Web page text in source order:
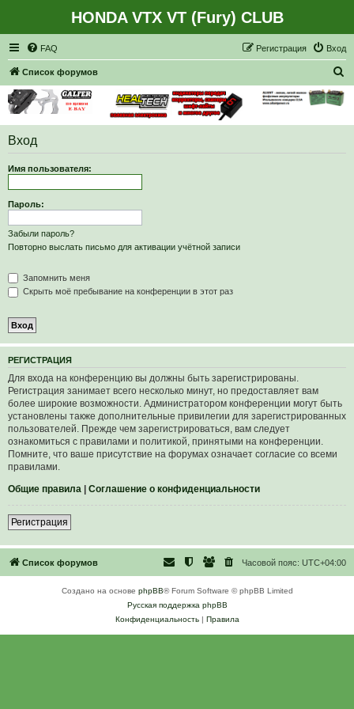
HONDA VTX VT (Fury) CLUB
FAQ Вход
Регистрация
Список форумов
с
Вход
Имя пользователя:
Пароль:
Забыли пароль?
Повторно выслать письмо для активации учётной записи
Запомнить меня
Скрыть моё пребывание на конференции в этот раз
РЕГИСТРАЦИЯ
Для входа на конференцию вы должны быть зарегистрированы.
Регистрация занимает всего несколько минут, но предоставляет вам
более широкие возможности. Администратором конференции могут быть
установлены также дополнительные привилегии для зарегистрированных
пользователей. Прежде чем зарегистрироваться, вам следует
ознакомиться с правилами и политикой, принятыми на конференции.
Помните, что ваше присутствие на форумах означает согласие со всеми
правилами.
Общие правила
Соглашение о конфиденциальности
Регистрация
Список форумов Часовой пояс: UTC+04:00
Создано на основе phpBB® Forum Software © phpBB Limited
Русская поддержка phpBB
Конфиденциальность| Правила